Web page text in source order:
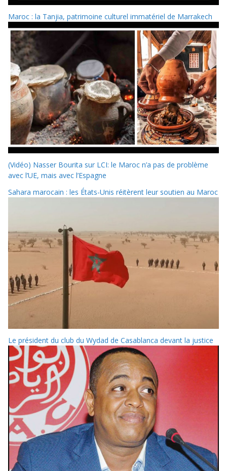
Maroc : la Tanjia, patrimoine culturel immatériel de Marrakech
(Vidéo) Nasser Bourita sur LCI: le Maroc n’a pas de problème
avec l’UE, mais avec l’Espagne
Sahara marocain : les États-Unis réitèrent leur soutien au Maroc
Le président du club du Wydad de Casablanca devant la justice